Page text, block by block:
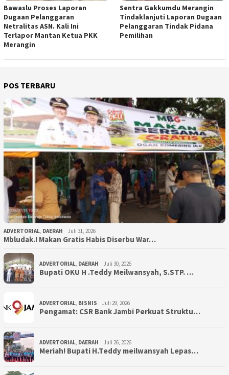
Bawaslu Proses Laporan
Dugaan Pelanggaran
Netralitas ASN. Kali Ini
Terlapor Mantan Ketua PKK
Merangin
Sentra Gakkumdu Merangin
Tindaklanjuti Laporan Dugaan
Pelanggaran Tindak Pidana
Pemilihan
POS TERBARU
ADVERTORIAL, DAERAH Juli 31, 2026
Mbludak.! Makan Gratis Habis Diserbu War…
ADVERTORIAL, DAERAH Juli 30, 2026
Bupati OKU H .Teddy Meilwansyah, S.STP. …
ADVERTORIAL, BISNIS Juli 29, 2026
Pengamat: CSR Bank Jambi Perkuat Struktu…
ADVERTORIAL, DAERAH Juli 26, 2026
Meriah! Bupati H.Teddy meilwansyah Lepas…